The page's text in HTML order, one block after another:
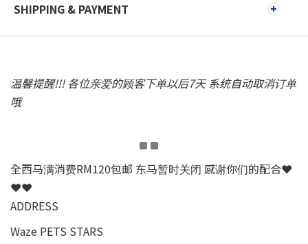
SHIPPING & PAYMENT
温馨提醒!!! 各位亲爱的顾客下单以后7天 系统自动取消订单
哦
全西马满消费RM120包邮 东马暂时关闭 感谢你们的配合❤
❤❤
ADDRESS
Waze PETS STARS